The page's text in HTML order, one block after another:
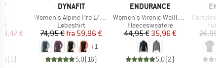
pris
€
( 1)
MÆRKE
DYNAFIT
Artikel
Women's Alpine Pro L/S Tee
Produktgruppe
Løbeshirt
Pris
74,95 € Nedsat pris
fra 59,96 €
+1
5,0( 16)
MÆRKE
ENDURANCE
Artikel
Women's Vironic Waffle Melange Loose Fit Midlayer
Produktgruppe
Fleecesweatere
Pris
44,95 €Nedsat pris
35,96 €
5,0(2)
Artikel
Portofino S/
24,95